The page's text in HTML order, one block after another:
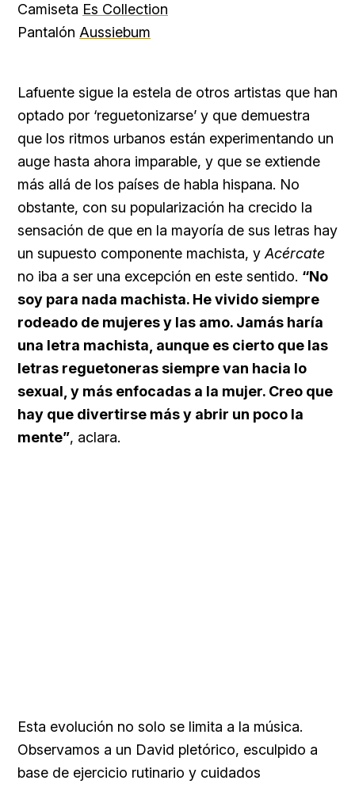
Camiseta Es Collection
Pantalón Aussiebum
Lafuente sigue la estela de otros artistas que han
optado por ‘reguetonizarse’ y que demuestra
que los ritmos urbanos están experimentando un
auge hasta ahora imparable, y que se extiende
más allá de los países de habla hispana. No
obstante, con su popularización ha crecido la
sensación de que en la mayoría de sus letras hay
un supuesto componente machista, y Acércate
no iba a ser una excepción en este sentido. “No
soy para nada machista. He vivido siempre
rodeado de mujeres y las amo. Jamás haría
una letra machista, aunque es cierto que las
letras reguetoneras siempre van hacia lo
sexual, y más enfocadas a la mujer. Creo que
hay que divertirse más y abrir un poco la
mente”, aclara.
Esta evolución no solo se limita a la música.
Observamos a un David pletórico, esculpido a
base de ejercicio rutinario y cuidados